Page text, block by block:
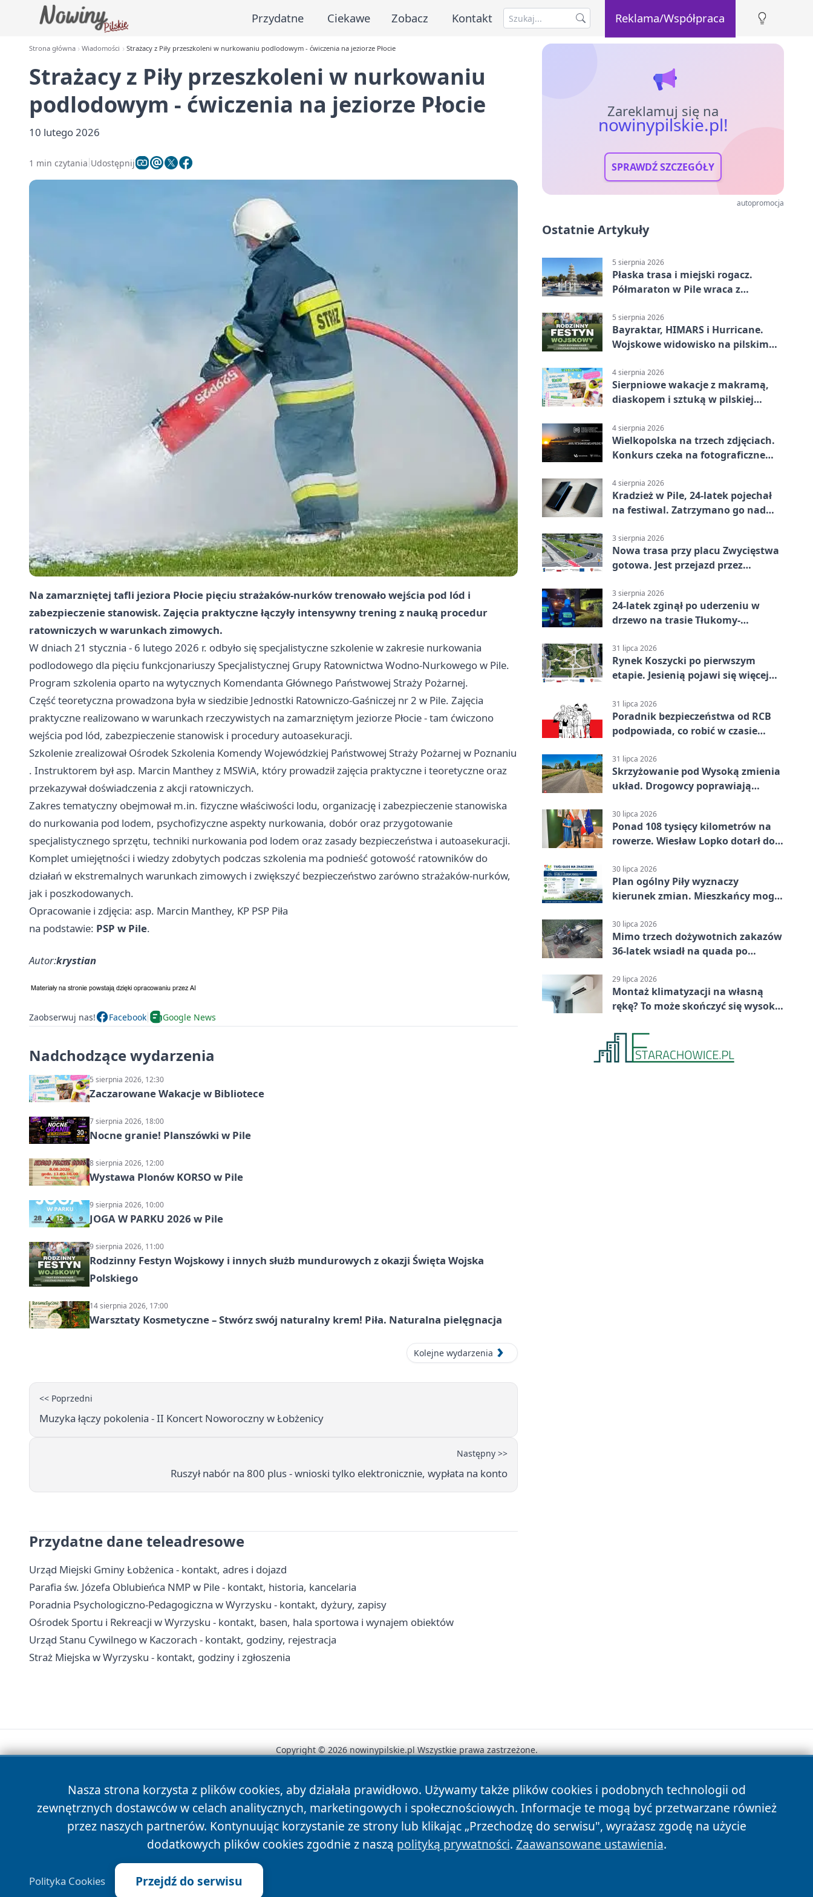
Przydatne Ciekawe Zobacz Kontakt Reklama/Współpraca
Strona główna Wiadomości Strażacy z Piły przeszkoleni w nurkowaniu podlodowym - ćwiczenia na jeziorze Płocie
Strażacy z Piły przeszkoleni w nurkowaniu
podlodowym - ćwiczenia na jeziorze Płocie
10 lutego 2026
1 min czytania Udostępnij
Na zamarzniętej tafli jeziora Płocie pięciu strażaków-nurków trenowało wejścia pod lód i
zabezpieczenie stanowisk. Zajęcia praktyczne łączyły intensywny trening z nauką procedur
ratowniczych w warunkach zimowych.
W dniach 21 stycznia - 6 lutego 2026 r. odbyło się specjalistyczne szkolenie w zakresie nurkowania
podlodowego dla pięciu funkcjonariuszy Specjalistycznej Grupy Ratownictwa Wodno-Nurkowego w Pile.
Program szkolenia oparto na wytycznych Komendanta Głównego Państwowej Straży Pożarnej.
Część teoretyczna prowadzona była w siedzibie Jednostki Ratowniczo-Gaśniczej nr 2 w Pile. Zajęcia
praktyczne realizowano w warunkach rzeczywistych na zamarzniętym jeziorze Płocie - tam ćwiczono
wejścia pod lód, zabezpieczenie stanowisk i procedury autoasekuracji.
Szkolenie zrealizował Ośrodek Szkolenia Komendy Wojewódzkiej Państwowej Straży Pożarnej w Poznaniu
. Instruktorem był asp. Marcin Manthey z MSWiA, który prowadził zajęcia praktyczne i teoretyczne oraz
przekazywał doświadczenia z akcji ratowniczych.
Zakres tematyczny obejmował m.in. fizyczne właściwości lodu, organizację i zabezpieczenie stanowiska
do nurkowania pod lodem, psychofizyczne aspekty nurkowania, dobór oraz przygotowanie
specjalistycznego sprzętu, techniki nurkowania pod lodem oraz zasady bezpieczeństwa i autoasekuracji.
Komplet umiejętności i wiedzy zdobytych podczas szkolenia ma podnieść gotowość ratowników do
działań w ekstremalnych warunkach zimowych i zwiększyć bezpieczeństwo zarówno strażaków-nurków,
jak i poszkodowanych.
Opracowanie i zdjęcia: asp. Marcin Manthey, KP PSP Piła
na podstawie: PSP w Pile.
Autor:krystian
Zaobserwuj nas! Facebook Google News
Nadchodzące wydarzenia
5 sierpnia 2026, 12:30
Zaczarowane Wakacje w Bibliotece
7 sierpnia 2026, 18:00
Nocne granie! Planszówki w Pile
8 sierpnia 2026, 12:00
Wystawa Plonów KORSO w Pile
9 sierpnia 2026, 10:00
JOGA W PARKU 2026 w Pile
9 sierpnia 2026, 11:00
Rodzinny Festyn Wojskowy i innych służb mundurowych z okazji Święta Wojska
Polskiego
14 sierpnia 2026, 17:00
Warsztaty Kosmetyczne – Stwórz swój naturalny krem! Piła. Naturalna pielęgnacja
Kolejne wydarzenia
<< Poprzedni
Muzyka łączy pokolenia - II Koncert Noworoczny w Łobżenicy
Następny >>
Ruszył nabór na 800 plus - wnioski tylko elektronicznie, wypłata na konto
Przydatne dane teleadresowe
Urząd Miejski Gminy Łobżenica - kontakt, adres i dojazd
Parafia św. Józefa Oblubieńca NMP w Pile - kontakt, historia, kancelaria
Poradnia Psychologiczno-Pedagogiczna w Wyrzysku - kontakt, dyżury, zapisy
Ośrodek Sportu i Rekreacji w Wyrzysku - kontakt, basen, hala sportowa i wynajem obiektów
Urząd Stanu Cywilnego w Kaczorach - kontakt, godziny, rejestracja
Straż Miejska w Wyrzysku - kontakt, godziny i zgłoszenia
Zareklamuj się na
nowinypilskie.pl!
SPRAWDŹ SZCZEGÓŁY
autopromocja
Ostatnie Artykuły
5 sierpnia 2026
Płaska trasa i miejski rogacz.
Półmaraton w Pile wraca z
5 sierpnia 2026
Bayraktar, HIMARS i Hurricane.
Wojskowe widowisko na pilskim
4 sierpnia 2026
Sierpniowe wakacje z makramą,
diaskopem i sztuką w pilskiej
4 sierpnia 2026
Wielkopolska na trzech zdjęciach.
Konkurs czeka na fotograficzne
4 sierpnia 2026
Kradzież w Pile, 24-latek pojechał
na festiwal. Zatrzymano go nad
3 sierpnia 2026
Nowa trasa przy placu Zwycięstwa
gotowa. Jest przejazd przez
3 sierpnia 2026
24-latek zginął po uderzeniu w
drzewo na trasie Tłukomy-
31 lipca 2026
Rynek Koszycki po pierwszym
etapie. Jesienią pojawi się więcej
31 lipca 2026
Poradnik bezpieczeństwa od RCB
podpowiada, co robić w czasie
31 lipca 2026
Skrzyżowanie pod Wysoką zmienia
układ. Drogowcy poprawiają
30 lipca 2026
Ponad 108 tysięcy kilometrów na
rowerze. Wiesław Lopko dotarł do
30 lipca 2026
Plan ogólny Piły wyznaczy
kierunek zmian. Mieszkańcy mogą
30 lipca 2026
Mimo trzech dożywotnich zakazów
36-latek wsiadł na quada po
29 lipca 2026
Montaż klimatyzacji na własną
rękę? To może skończyć się wysoką
Nasza strona korzysta z plików cookies, aby działała prawidłowo. Używamy także plików cookies i podobnych technologii od
zewnętrznych dostawców w celach analitycznych, marketingowych i społecznościowych. Informacje te mogą być przetwarzane również
przez naszych partnerów. Kontynuując korzystanie ze strony lub klikając „Przechodzę do serwisu", wyrażasz zgodę na użycie
dodatkowych plików cookies zgodnie z naszą polityką prywatności. Zaawansowane ustawienia.
Polityka Cookies Przejdź do serwisu
Copyright © 2026 nowinypilskie.pl Wszystkie prawa zastrzeżone.
News Autorzy Polityka Prywatności Polityka Cookies